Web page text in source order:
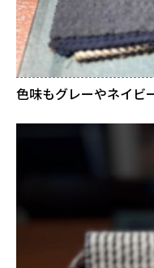
色味もグレーやネイビ